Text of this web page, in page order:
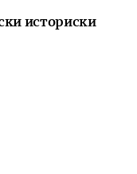
историски